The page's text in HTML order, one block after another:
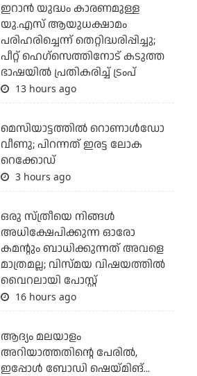
ഇറാന്‍ യുദ്ധം കാരണമുള്ള
യു.എസ് ആയുധക്ഷാമം
പരിഹരിച്ചെന്ന് തെറ്റിദ്ധരിപ്പിച്ചു;
പീറ്റ് ഹെഗ്‌സെത്തിനോട് കടുത്ത
ഭാഷയില്‍ പ്രതികരിച്ച് ട്രംപ്
13 hours ago
മെസിയാട്ടത്തില്‍ റൊണാള്‍ഡോ
വീണു; പിറന്നത് ഇരട്ട ലോക
റെക്കോഡ്
3 hours ago
ഒരു സ്ത്രീയെ നിങ്ങള്‍
അധിക്ഷേപിക്കുന്ന ഓരോ
കമന്റും ബാധിക്കുന്നത് അവളെ
മാത്രമല്ല; വിസ്മയ വിഷയത്തില്‍
വൈറലായി പോസ്റ്റ്
16 hours ago
ആദ്യം മലയാളം
അറിയാത്തതിന്റെ പേരില്‍,
ഇപ്പോള്‍ ബോഡി ഷെയ്മിങ്...